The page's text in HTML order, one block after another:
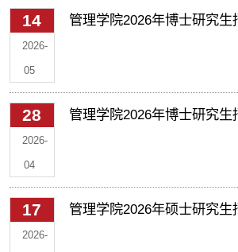
14
2026-
05
管理学院2026年博士研究生
28
2026-
04
管理学院2026年博士研究生
17
2026-
管理学院2026年硕士研究生